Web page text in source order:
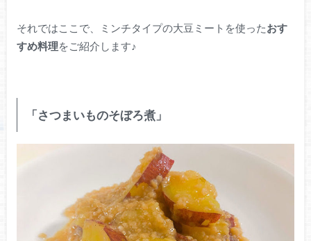
それではここで、ミンチタイプの大豆ミートを使ったおす
すめ料理をご紹介します♪
「さつまいものそぼろ煮」